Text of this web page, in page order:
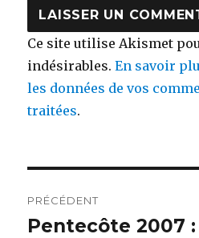
Ce site utilise Akismet
indésirables.En savoir
les données de vos
traitées.
de
PRÉCÉDENT
Publication
Pentecôte 2007